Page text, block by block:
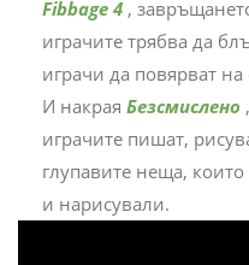
Fibbage 4 ,
играчите трябва да
играчи да повярват
И накрая Безсмислено
играчите пишат,
глупавите неща,
и нарисували.